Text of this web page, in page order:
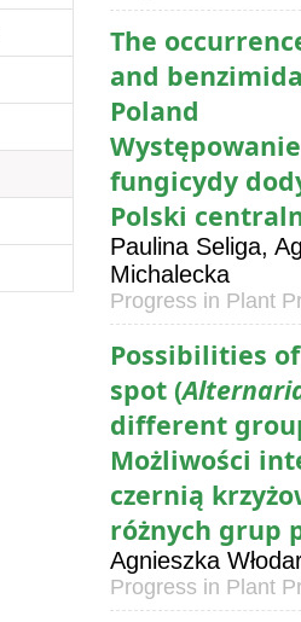
The
and
Poland
fungicydy
Polski
Paulina Seliga,
Michalecka
Progress in Plant
Possibilities
spot (
different
Możliwości
czernią
różnych grup
Agnieszka
Progress in Plant